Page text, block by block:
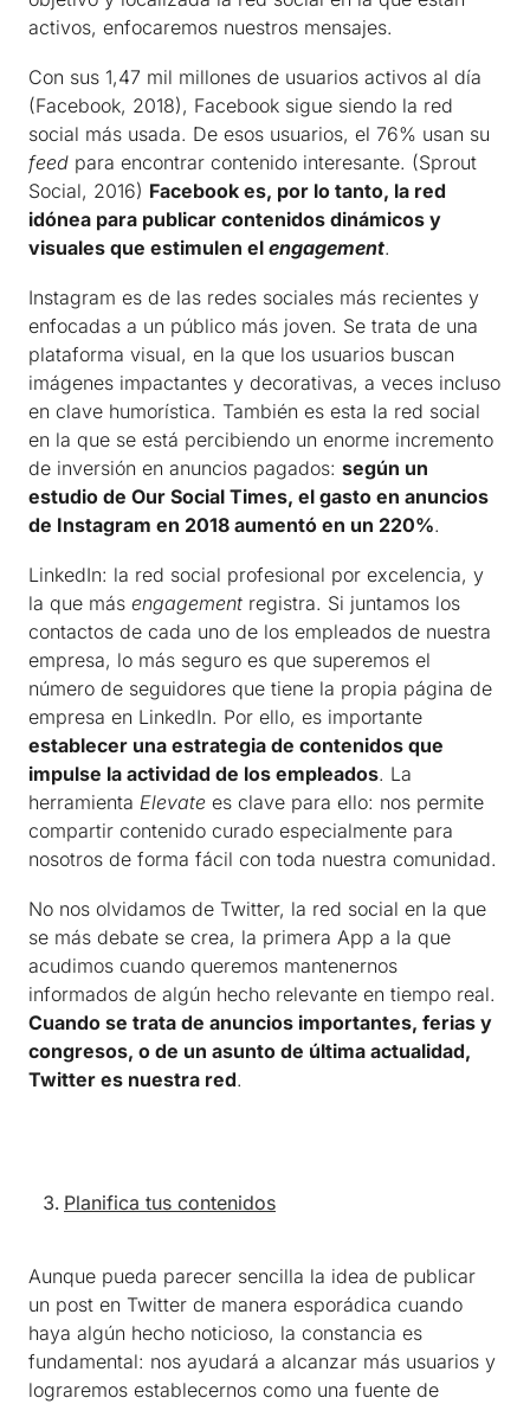
activos, enfocaremos nuestros mensajes.
Con sus 1,47 mil millones de usuarios activos al día
(Facebook, 2018), Facebook sigue siendo la red
social más usada. De esos usuarios, el 76% usan su
feed para encontrar contenido interesante. (Sprout
Social, 2016) Facebook es, por lo tanto, la red
idónea para publicar contenidos dinámicos y
visuales que estimulen el engagement.
Instagram es de las redes sociales más recientes y
enfocadas a un público más joven. Se trata de una
plataforma visual, en la que los usuarios buscan
imágenes impactantes y decorativas, a veces incluso
en clave humorística. También es esta la red social
en la que se está percibiendo un enorme incremento
de inversión en anuncios pagados: según un
estudio de Our Social Times, el gasto en anuncios
de Instagram en 2018 aumentó en un 220%.
LinkedIn: la red social profesional por excelencia, y
la que más engagement registra. Si juntamos los
contactos de cada uno de los empleados de nuestra
empresa, lo más seguro es que superemos el
número de seguidores que tiene la propia página de
empresa en LinkedIn. Por ello, es importante
establecer una estrategia de contenidos que
impulse la actividad de los empleados. La
herramienta Elevate es clave para ello: nos permite
compartir contenido curado especialmente para
nosotros de forma fácil con toda nuestra comunidad.
No nos olvidamos de Twitter, la red social en la que
se más debate se crea, la primera App a la que
acudimos cuando queremos mantenernos
informados de algún hecho relevante en tiempo real.
Cuando se trata de anuncios importantes, ferias y
congresos, o de un asunto de última actualidad,
Twitter es nuestra red.
Planifica tus contenidos
Aunque pueda parecer sencilla la idea de publicar
un post en Twitter de manera esporádica cuando
haya algún hecho noticioso, la constancia es
fundamental: nos ayudará a alcanzar más usuarios y
lograremos establecernos como una fuente de